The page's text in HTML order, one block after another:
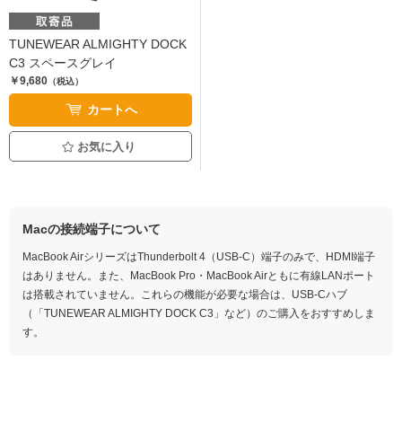
TUNEWEAR ALMIGHTY DOCK
C3 スペースグレイ
￥9,680 （税込）
カートへ
お気に入り
Macの接続端子について
MacBook AirシリーズはThunderbolt 4（USB-C）端子のみで、HDMI端子
はありません。また、MacBook Pro・MacBook Airともに有線LANポート
は搭載されていません。これらの機能が必要な場合は、USB-Cハブ
（「TUNEWEAR ALMIGHTY DOCK C3」など）のご購入をおすすめしま
す。